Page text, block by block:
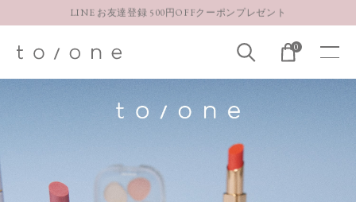
【重要】お盆期間中のお問い合わせと商品配送に関しまして
LINE お友達登録 500円OFFクーポンプレゼント
0